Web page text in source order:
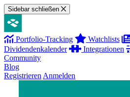
Sidebar schließen
Portfolio-Tracking Watchlists
Dividendenkalender
Integrationen
Community
Blog
Registrieren Anmelden